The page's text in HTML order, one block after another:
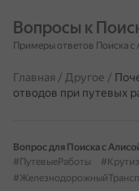
Вопросы к
Примеры ответов Поиска с
Главная / Другое /
отводов при путевых
Вопрос для Поиска с
#ПутевыеРаботы